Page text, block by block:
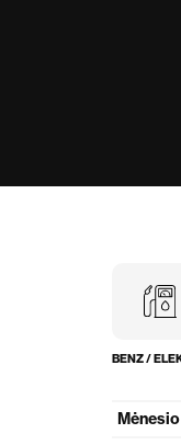
BENZ /